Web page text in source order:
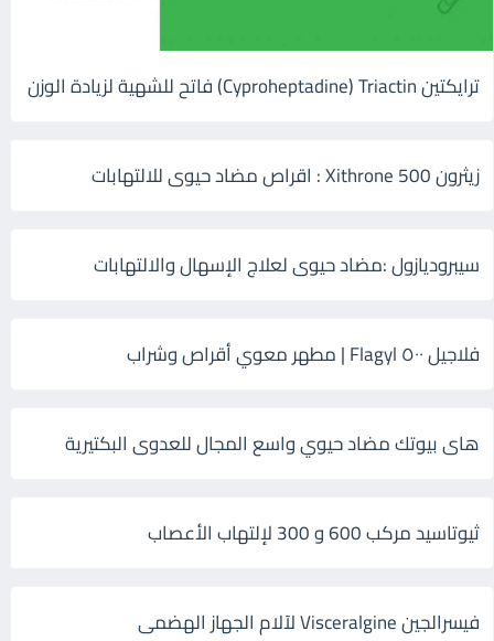
ترايكتين Cyproheptadine) Triactin) فاتح للشهية لزيادة الوزن
زيثرون 500 Xithrone : اقراص مضاد حيوى للالتهابات
سيبروديازول :مضاد حيوى لعلاج الإسهال والالتهابات
فلاجيل ٥٠٠ Flagyl | مطهر معوي أقراص وشراب
هاى بيوتك مضاد حيوي واسع المجال للعدوى البكتيرية
ثيوتاسيد مركب 600 و 300 لإلتهاب الأعصاب
فيسرالجين Visceralgine لآلام الجهاز الهضمى